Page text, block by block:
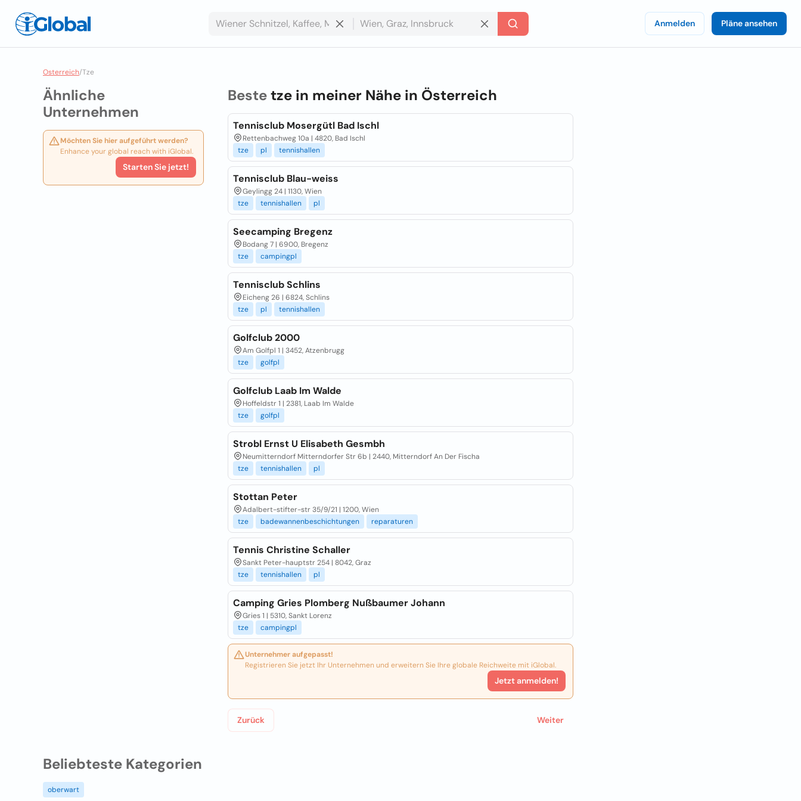
Anmelden Pläne ansehen
Osterreich/Tze
Ähnliche
Unternehmen
Möchten Sie hier aufgeführt werden?
Enhance your global reach with iGlobal.
Starten Sie jetzt!
Bestetze in meiner Nähe in Österreich
Tennisclub Mosergütl Bad Ischl
Rettenbachweg 10a | 4820, Bad Ischl
tze
pl tennishallen
Tennisclub Blau-weiss
Geylingg 24 | 1130, Wien
tze
tennishallen pl
Seecamping Bregenz
Bodang 7 | 6900, Bregenz
tze
campingpl
Tennisclub Schlins
Eicheng 26 | 6824, Schlins
tze
pl tennishallen
Golfclub 2000
Am Golfpl 1 | 3452, Atzenbrugg
tze
golfpl
Golfclub Laab Im Walde
Hoffeldstr 1 | 2381, Laab Im Walde
tze
golfpl
Strobl Ernst U Elisabeth Gesmbh
Neumitterndorf Mitterndorfer Str 6b | 2440, Mitterndorf An Der Fischa
tze
tennishallen pl
Stottan Peter
Adalbert-stifter-str 35/9/21 | 1200, Wien
tze
badewannenbeschichtungen reparaturen
Tennis Christine Schaller
Sankt Peter-hauptstr 254 | 8042, Graz
tze
tennishallen pl
Camping Gries Plomberg Nußbaumer Johann
Gries 1 | 5310, Sankt Lorenz
tze
campingpl
Unternehmer aufgepasst!
Registrieren Sie jetzt Ihr Unternehmen und erweitern Sie Ihre globale Reichweite mit iGlobal.
Jetzt anmelden!
Zurück Weiter
Beliebteste Kategorien
oberwart